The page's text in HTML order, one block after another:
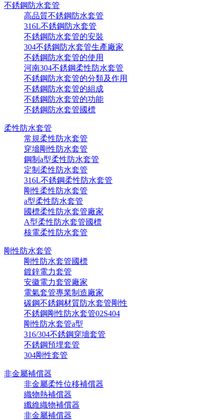
不銹鋼防水套管
高品質不銹鋼防水套管
316L不銹鋼防水套管
不銹鋼防水套管的安裝
304不銹鋼防水套管生產廠家
不銹鋼防水套管的使用
河南304不銹鋼柔性防水套管
不銹鋼防水套管的分類及作用
不銹鋼防水套管的組成
不銹鋼防水套管的功能
不銹鋼防水套管國標
柔性防水套管
常規柔性防水套管
穿墻剛性防水套管
鋼制a型柔性防水套管
定制柔性防水套管
316L不銹鋼柔性防水套管
剛性柔性防水套管
a型柔性防水套管
國標柔性防水套管廠家
A型柔性防水套管國標
核電柔性防水套管
剛性防水套管
剛性防水套管國標
鍍鋅電力套管
安徽電力套管廠家
電氣套管專業制造廠家
碳鋼不銹鋼材質防水套管剛性
不銹鋼剛性防水套管02S404
剛性防水套管a型
316/304不銹鋼穿墻套管
不銹鋼預埋套管
304剛性套管
非金屬補償器
非金屬柔性位移補償器
織物熱補償器
纖維織物補償器
非金屬補償器